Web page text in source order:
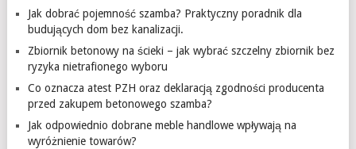
Jak dobrać pojemność szamba? Praktyczny poradnik dla
budujących dom bez kanalizacji.
Zbiornik betonowy na ścieki – jak wybrać szczelny zbiornik bez
ryzyka nietrafionego wyboru
Co oznacza atest PZH oraz deklaracją zgodności producenta
przed zakupem betonowego szamba?
Jak odpowiednio dobrane meble handlowe wpływają na
wyróżnienie towarów?